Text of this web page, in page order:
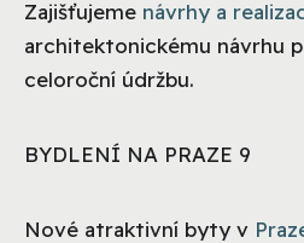
Zajišťujeme návrhy a
architektonickému návrhu
celoroční údržbu.
BYDLENÍ NA PRAZE 9
Nové atraktivní byty v